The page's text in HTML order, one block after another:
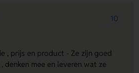
10
, prijs en product - Ze zijn goed
denken mee en leveren wat ze